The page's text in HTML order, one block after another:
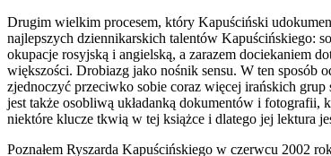
Drugim wielkim procesem, który Kapuściński
najlepszych dziennikarskich talentów Kapuścińskiego:
okupacje rosyjską i angielską, a zarazem dociekaniem
większości. Drobiazg jako nośnik sensu. W ten sposób
zjednoczyć przeciwko sobie coraz więcej irańskich
jest także osobliwą układanką dokumentów i
niektóre klucze tkwią w tej książce i dlatego jej lektura
Poznałem Ryszarda Kapuścińskiego w czerwcu 2002